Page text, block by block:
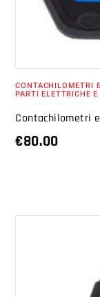
CONTACHILOMETRI
PARTI ELETTRICHE
Contachilometri
€80.00